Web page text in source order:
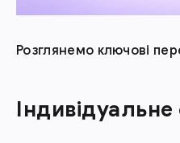
Розглянемо ключові